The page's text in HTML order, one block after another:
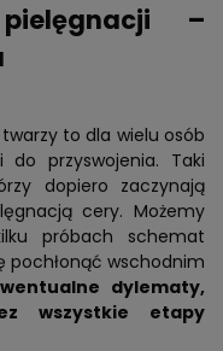
–
to dla wielu osób
przyswojenia. Taki
dopiero zaczynają
cery. Możemy
próbach schemat
pochłonąć wschodnim
dylematy,
wszystkie etapy